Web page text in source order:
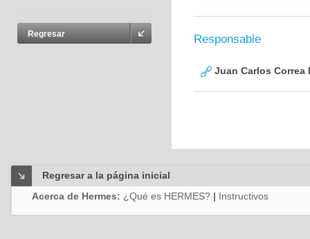
Regresar Responsable
Juan Carlos Correa
Regresar a la página inicial
Acerca de Hermes: ¿Qué es HERMES? | Instructivos